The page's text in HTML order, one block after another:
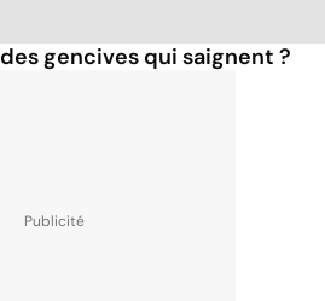
gencives qui saignent ?